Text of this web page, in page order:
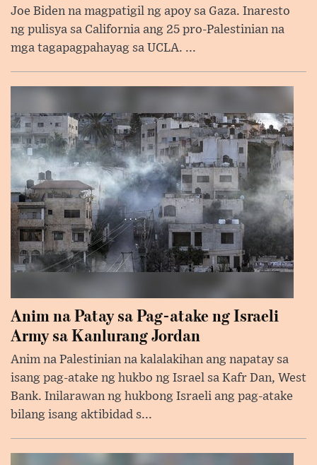
Joe Biden na magpatigil ng apoy sa Gaza. Inaresto
ng pulisya sa California ang 25 pro-Palestinian na
mga tagapagpahayag sa UCLA. ...
Anim na Patay sa Pag-atake ng Israeli
Army sa Kanlurang Jordan
Anim na Palestinian na kalalakihan ang napatay sa
isang pag-atake ng hukbo ng Israel sa Kafr Dan, West
Bank. Inilarawan ng hukbong Israeli ang pag-atake
bilang isang aktibidad s...